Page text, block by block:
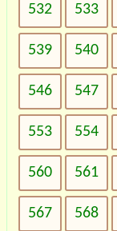
532 533
539 540
546 547
553 554
560 561
567 568